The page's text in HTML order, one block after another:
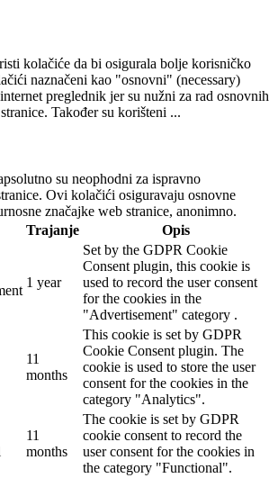
kolačiće da bi osigurala bolje korisničko
naznačeni kao "osnovni" (necessary)
preglednik jer su nužni za rad osnovnih
Također su korišteni ...
su neophodni za ispravno
Ovi kolačići osiguravaju osnovne
značajke web stranice, anonimno.
Trajanje Opis
1 year
Set by the GDPR Cookie
Consent plugin, this cookie is
used to record the user consent
for the cookies in the
"Advertisement" category .
11
months
This cookie is set by GDPR
Cookie Consent plugin. The
cookie is used to store the user
consent for the cookies in the
category "Analytics".
11
months
The cookie is set by GDPR
cookie consent to record the
user consent for the cookies in
the category "Functional".